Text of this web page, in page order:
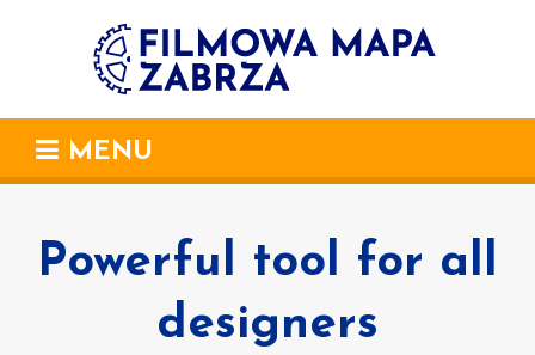
MENU
Powerful tool for all
designers